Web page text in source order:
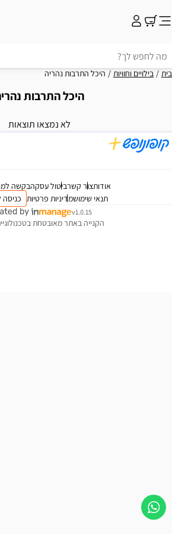
בית בילויים וחוויות היכל התרבות נהריה
היכל התרבות
לא נמצאו תוצאות
אודותצור קשרביטול עסקהבקשה
תנאי שימושמדיניות פרטיות
v1.0.15
הקנייה באתר מאובטחת